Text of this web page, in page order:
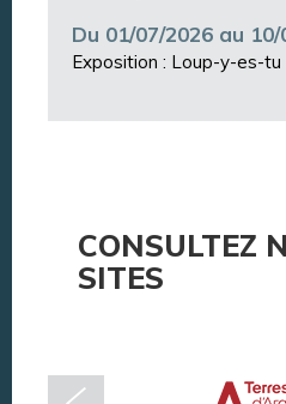
Du 01/07/2026 au 10/
Exposition : Loup-y-es-tu
CONSULTEZ
SITES